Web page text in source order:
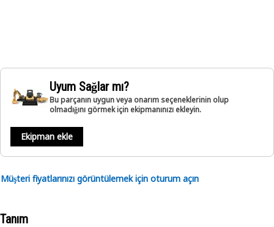
Uyum Sağlar mı?
Bu parçanın uygun veya onarım seçeneklerinin olup
olmadığını görmek için ekipmanınızı ekleyin.
Ekipman ekle
Müşteri fiyatlarınızı görüntülemek için oturum açın
Tanım